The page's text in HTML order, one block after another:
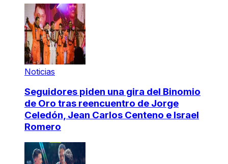
Noticias
Seguidores piden una gira del Binomio
de Oro tras reencuentro de Jorge
Celedón, Jean Carlos Centeno e Israel
Romero